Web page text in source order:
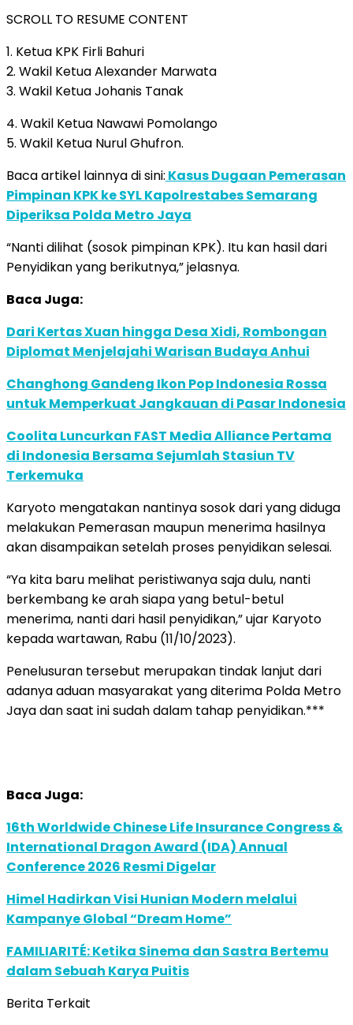
SCROLL TO RESUME CONTENT
1. Ketua KPK Firli Bahuri
2. Wakil Ketua Alexander Marwata
3. Wakil Ketua Johanis Tanak
4. Wakil Ketua Nawawi Pomolango
5. Wakil Ketua Nurul Ghufron.
Baca artikel lainnya di sini: Kasus Dugaan Pemerasan
Pimpinan KPK ke SYL Kapolrestabes Semarang
Diperiksa Polda Metro Jaya
“Nanti dilihat (sosok pimpinan KPK). Itu kan hasil dari
Penyidikan yang berikutnya,” jelasnya.
Baca Juga:
Dari Kertas Xuan hingga Desa Xidi, Rombongan
Diplomat Menjelajahi Warisan Budaya Anhui
Changhong Gandeng Ikon Pop Indonesia Rossa
untuk Memperkuat Jangkauan di Pasar Indonesia
Coolita Luncurkan FAST Media Alliance Pertama
di Indonesia Bersama Sejumlah Stasiun TV
Terkemuka
Karyoto mengatakan nantinya sosok dari yang diduga
melakukan Pemerasan maupun menerima hasilnya
akan disampaikan setelah proses penyidikan selesai.
“Ya kita baru melihat peristiwanya saja dulu, nanti
berkembang ke arah siapa yang betul-betul
menerima, nanti dari hasil penyidikan,” ujar Karyoto
kepada wartawan, Rabu (11/10/2023).
Penelusuran tersebut merupakan tindak lanjut dari
adanya aduan masyarakat yang diterima Polda Metro
Jaya dan saat ini sudah dalam tahap penyidikan.***
Baca Juga:
16th Worldwide Chinese Life Insurance Congress &
International Dragon Award (IDA) Annual
Conference 2026 Resmi Digelar
Himel Hadirkan Visi Hunian Modern melalui
Kampanye Global “Dream Home”
FAMILIARITÉ: Ketika Sinema dan Sastra Bertemu
dalam Sebuah Karya Puitis
Berita Terkait